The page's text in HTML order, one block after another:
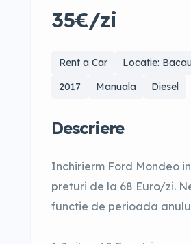
35€/zi
Rent a Car Locatie:
2017
Manuala Diesel
Descriere
Inchirierm Ford Mondeo
preturi de la 68 Euro/zi.
functie de perioada